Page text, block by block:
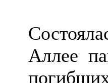
Аллее